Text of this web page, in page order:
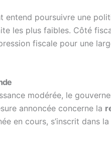
entend poursuivre une
les plus faibles. Côté
fiscale pour une
modérée, le
annoncée concerne la
en cours, s’inscrit